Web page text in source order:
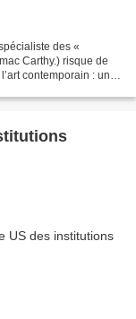
des «
Carthy.) risque de
contemporain : une